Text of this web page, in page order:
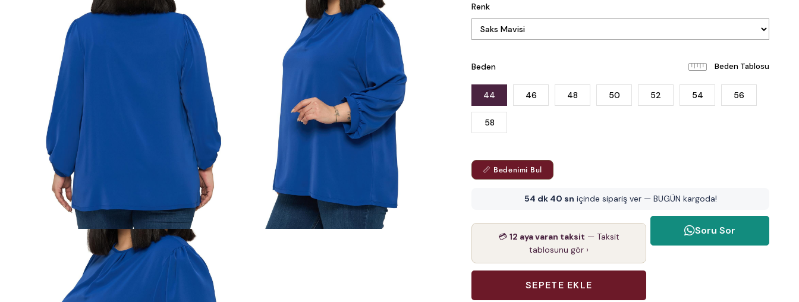
Renk
Beden Beden Tablosu
44 46 48 50 52 54 56
58
📏 Bedenimi Bul
54 dk 39 sniçinde sipariş ver — BUGÜN kargoda!
💳12 aya varan taksit — Taksit
tablosunu gör ›
Soru Sor